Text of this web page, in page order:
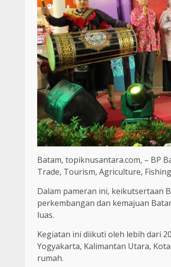
Batam, topiknusantara.com, – BP
Trade, Tourism, Agriculture,
Dalam pameran ini, keikutsertaan
perkembangan dan kemajuan
luas.
Kegiatan ini diikuti oleh lebih dari
Yogyakarta, Kalimantan Utara,
rumah.